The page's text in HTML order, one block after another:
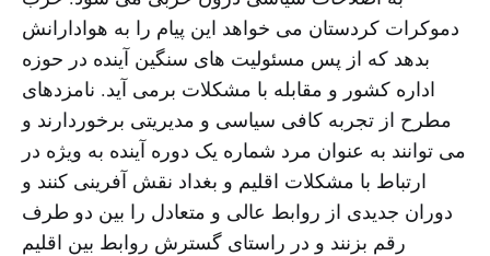
دموکرات کردستان می خواهد این پیام را به هوادارانش
بدهد که از پس مسئولیت های سنگین آینده در حوزه
اداره کشور و مقابله با مشکلات برمی آید. نامزدهای
مطرح از تجربه کافی سیاسی و مدیریتی برخوردارند و
می توانند به عنوان مرد شماره یک دوره آینده به ویژه در
ارتباط با مشکلات اقلیم و بغداد نقش آفرینی کنند و
دوران جدیدی از روابط عالی و متعادل را بین دو طرف
رقم بزنند و در راستای گسترش روابط بین اقلیم